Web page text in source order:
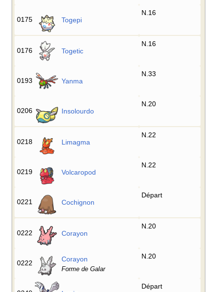
0175 Togepi
N.16
0176 Togetic
N.16
0193 Yanma
N.33
0206 Insolourdo
N.20
0218 Limagma
N.22
0219 Volcaropod
N.22
0221 Cochignon
Départ
0222 Corayon
N.20
0222 Corayon
Forme de Galar
N.20
Départ